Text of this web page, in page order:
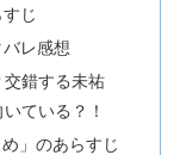
じ
レ感想
錯する未祐
ている？！
」のあらすじ